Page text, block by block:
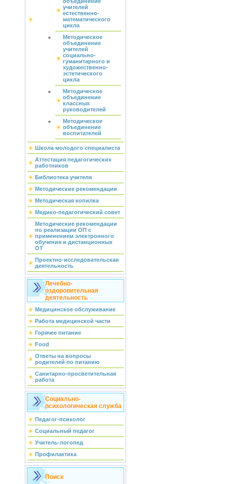
учителей
естественно-
математического
цикла
Методическое
объединение
учителей
социально-
гуманитарного и
художественно-
эстетического
цикла
Методическое
объединение
классных
руководителей
Методическое
объединение
воспитателей
Школа молодого специалиста
Аттестация педагогических
работников
Библиотека учителя
Методические рекомендации
Методическая копилка
Медико-педагогический совет
Методические рекомендации
по реализации ОП с
применением электронного
обучения и дистанционных
ОТ
Проектно-исследовательская
деятельность
Лечебно-
оздоровительная
деятельность
Медицинское обслуживание
Работа медицинской части
Горячее питание
Food
Ответы на вопросы
родителей по питанию
Санитарно-просветительная
работа
Социально-
психологическая служба
Педагог-психолог
Социальный педагог
Учитель-логопед
Профилактика
Поиск